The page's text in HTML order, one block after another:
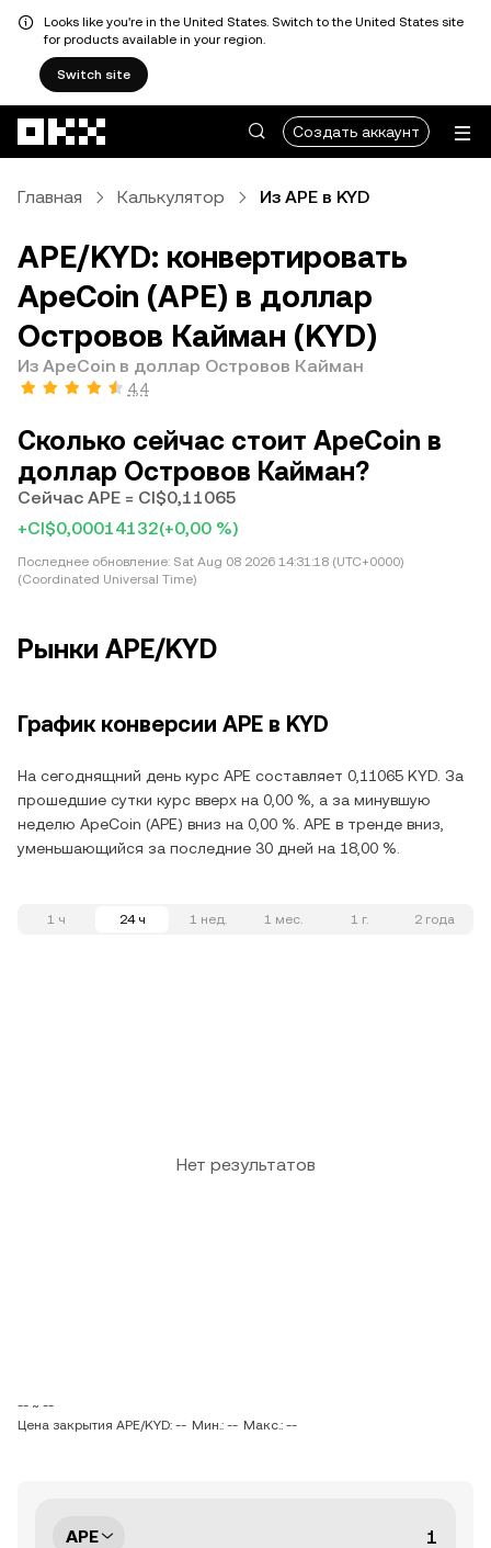
Looks like you're in the United States. Switch to the United States site
for products available in your region.
Switch site
Создать аккаунт
Главная Калькулятор Из APE в KYD
APE/KYD: конвертировать
ApeCoin (APE) в доллар
Островов Кайман (KYD)
Из ApeCoin в доллар Островов Кайман
4,4
Сколько сейчас стоит ApeCoin в
доллар Островов Кайман?
Сейчас APE = CI$0,11065
+CI$0,00014132(+0,00 %)
Последнее обновление: Sat Aug 08 2026 14:31:18 (UTC+0000)
(Coordinated Universal Time)
Рынки APE/KYD
График конверсии APE в KYD
На сегоднящний день курс APE составляет 0,11065 KYD. За
прошедшие сутки курс вверх на 0,00 %, а за минувшую
неделю ApeCoin (APE) вниз на 0,00 %. APE в тренде вниз,
уменьшающийся за последние 30 дней на 18,00 %.
1 ч 24 ч 1 нед. 1 мес. 1 г. 2 года
Нет результатов
-- ~ --
Цена закрытия APE/KYD: -- Мин.: -- Макс.: --
APE